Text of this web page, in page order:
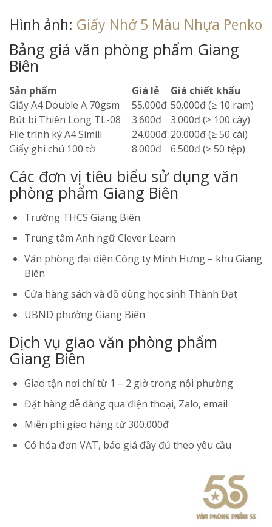
Hình ảnh: Giấy Nhớ 5 Màu Nhựa Penko
Bảng giá văn phòng phẩm Giang
Biên
Sản phẩm Giá lẻ
Giá chiết khấu
Giấy A4 Double A 70gsm
55.000đ 50.000đ (≥ 10 ram)
Bút bi Thiên Long TL-08
3.600đ
3.000đ (≥ 100 cây)
File trình ký A4 Simili
24.000đ 20.000đ (≥ 50 cái)
Giấy ghi chú 100 tờ
8.000đ 6.500đ (≥ 50 tệp)
Các đơn vị tiêu biểu sử dụng văn
phòng phẩm Giang Biên
Trường THCS Giang Biên
Trung tâm Anh ngữ Clever Learn
Văn phòng đại diện Công ty Minh Hưng – khu Giang
Biên
Cửa hàng sách và đồ dùng học sinh Thành Đạt
UBND phường Giang Biên
Dịch vụ giao văn phòng phẩm
Giang Biên
Giao tận nơi chỉ từ 1 – 2 giờ trong nội phường
Đặt hàng dễ dàng qua điện thoại, Zalo, email
Miễn phí giao hàng từ 300.000đ
Có hóa đơn VAT, báo giá đầy đủ theo yêu cầu